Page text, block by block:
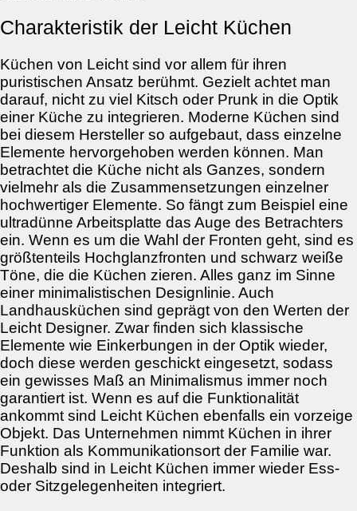
Charakteristik der Leicht Küchen
Küchen von Leicht sind vor allem für ihren
puristischen Ansatz berühmt. Gezielt achtet man
darauf, nicht zu viel Kitsch oder Prunk in die Optik
einer Küche zu integrieren. Moderne Küchen sind
bei diesem Hersteller so aufgebaut, dass einzelne
Elemente hervorgehoben werden können. Man
betrachtet die Küche nicht als Ganzes, sondern
vielmehr als die Zusammensetzungen einzelner
hochwertiger Elemente. So fängt zum Beispiel eine
ultradünne Arbeitsplatte das Auge des Betrachters
ein. Wenn es um die Wahl der Fronten geht, sind es
größtenteils Hochglanzfronten und schwarz weiße
Töne, die die Küchen zieren. Alles ganz im Sinne
einer minimalistischen Designlinie. Auch
Landhausküchen sind geprägt von den Werten der
Leicht Designer. Zwar finden sich klassische
Elemente wie Einkerbungen in der Optik wieder,
doch diese werden geschickt eingesetzt, sodass
ein gewisses Maß an Minimalismus immer noch
garantiert ist. Wenn es auf die Funktionalität
ankommt sind Leicht Küchen ebenfalls ein vorzeige
Objekt. Das Unternehmen nimmt Küchen in ihrer
Funktion als Kommunikationsort der Familie war.
Deshalb sind in Leicht Küchen immer wieder Ess-
oder Sitzgelegenheiten integriert.